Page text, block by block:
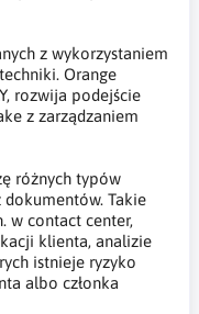
z wykorzystaniem
Orange
rozwija podejście
z zarządzaniem
różnych typów
dokumentów. Takie
w contact center,
klienta, analizie
istnieje ryzyko
albo członka